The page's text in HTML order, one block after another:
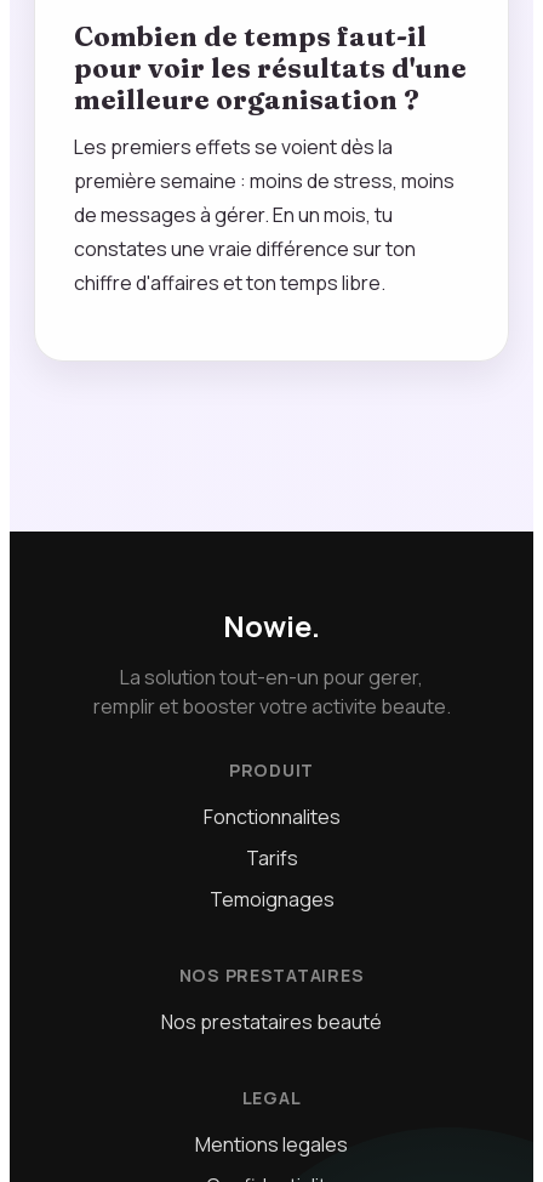
Combien de temps faut-il
pour voir les résultats d'une
meilleure organisation ?
Les premiers effets se voient dès la
première semaine : moins de stress, moins
de messages à gérer. En un mois, tu
constates une vraie différence sur ton
chiffre d'affaires et ton temps libre.
Nowie.
La solution tout-en-un pour gerer,
remplir et booster votre activite beaute.
PRODUIT
Fonctionnalites
Tarifs
Temoignages
NOS PRESTATAIRES
Nos prestataires beauté
LEGAL
Mentions legales